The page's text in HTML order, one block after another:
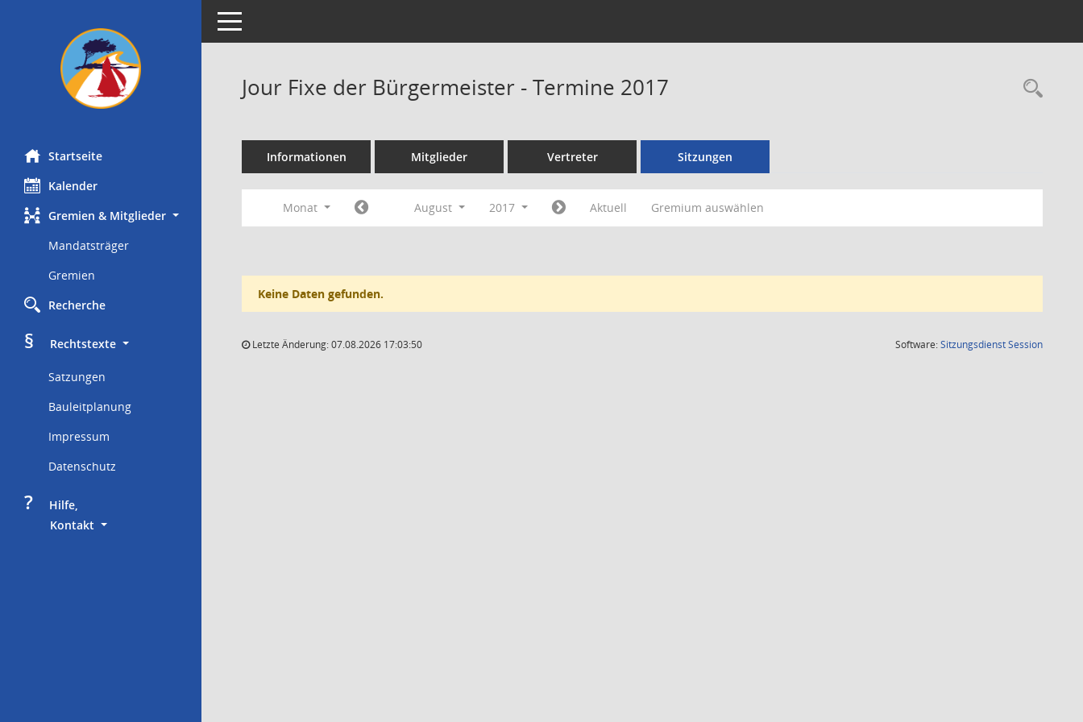
Startseite
Kalender
Gremien & Mitglieder
Mandatsträger
Gremien
Recherche
§
     Rechtstexte
Satzungen
Bauleitplanung
Impressum
Datenschutz
?
     Hilfe,
Kontakt
Toggle navigation
Jour Fixe der Bürgermeister - Termine 2017
Informationen Mitglieder Vertreter Sitzungen
Monat August 2017 Aktuell Gremium auswählen
Keine Daten gefunden.
Letzte Änderung: 07.08.2026 17:03:50 Software:SitzungsdienstSession(Wird in